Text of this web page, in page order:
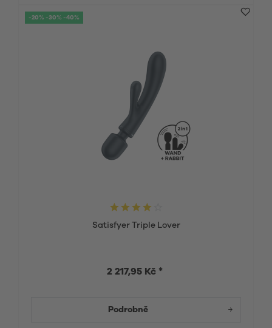
-20% -30% -40%
Satisfyer Triple Lover
2 217,95 Kč *
Podrobně